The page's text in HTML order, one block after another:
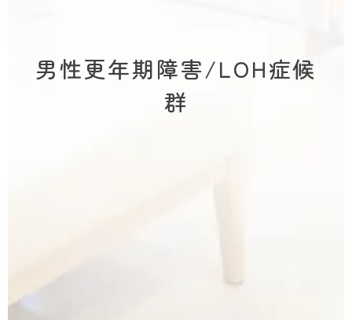
男性更年期障害/LOH症候
群